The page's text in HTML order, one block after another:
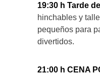
19:30 h Tarde
hinchables y
pequeños para
divertidos.
21:00 h CENA